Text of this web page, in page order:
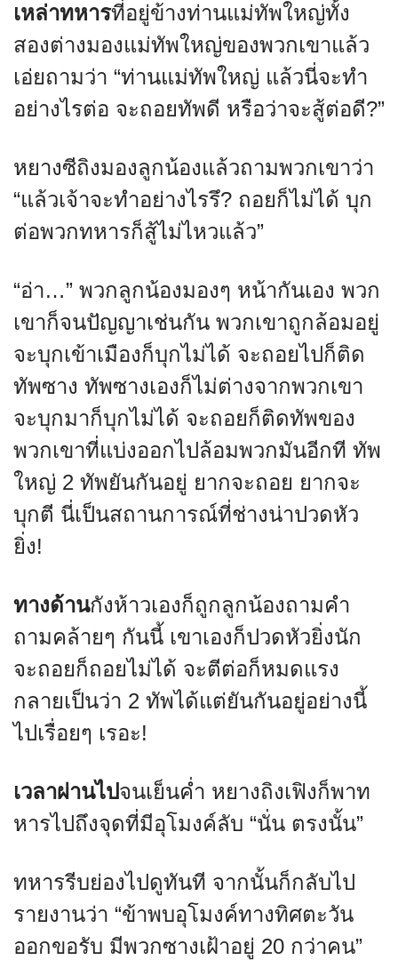
เหล่าทหารที่อยู่ข้างท่านแม่ทัพใหญ่ทั้ง
สองต่างมองแม่ทัพใหญ่ของพวกเขาแล้ว
เอ่ยถามว่า “ท่านแม่ทัพใหญ่ แล้วนี่จะทำ
อย่างไรต่อ จะถอยทัพดี หรือว่าจะสู้ต่อดี?”
หยางซีถิงมองลูกน้องแล้วถามพวกเขาว่า
“แล้วเจ้าจะทำอย่างไรรึ? ถอยก็ไม่ได้ บุก
ต่อพวกทหารก็สู้ไม่ไหวแล้ว”
“อ่า…” พวกลูกน้องมองๆ หน้ากันเอง พวก
เขาก็จนปัญญาเช่นกัน พวกเขาถูกล้อมอยู่
จะบุกเข้าเมืองก็บุกไม่ได้ จะถอยไปก็ติด
ทัพซาง ทัพซางเองก็ไม่ต่างจากพวกเขา
จะบุกมาก็บุกไม่ได้ จะถอยก็ติดทัพของ
พวกเขาที่แบ่งออกไปล้อมพวกมันอีกที ทัพ
ใหญ่ 2 ทัพยันกันอยู่ ยากจะถอย ยากจะ
บุกตี นี่เป็นสถานการณ์ที่ช่างน่าปวดหัว
ยิ่ง!
ทางด้านกังห้าวเองก็ถูกลูกน้องถามคำ
ถามคล้ายๆ กันนี้ เขาเองก็ปวดหัวยิ่งนัก
จะถอยก็ถอยไม่ได้ จะตีต่อก็หมดแรง
กลายเป็นว่า 2 ทัพได้แต่ยันกันอยู่อย่างนี้
ไปเรื่อยๆ เรอะ!
เวลาผ่านไปจนเย็นค่ำ หยางถิงเฟิงก็พาท
หารไปถึงจุดที่มีอุโมงค์ลับ “นั่น ตรงนั้น”
ทหารรีบย่องไปดูทันที จากนั้นก็กลับไป
รายงานว่า “ข้าพบอุโมงค์ทางทิศตะวัน
ออกขอรับ มีพวกซางเฝ้าอยู่ 20 กว่าคน”